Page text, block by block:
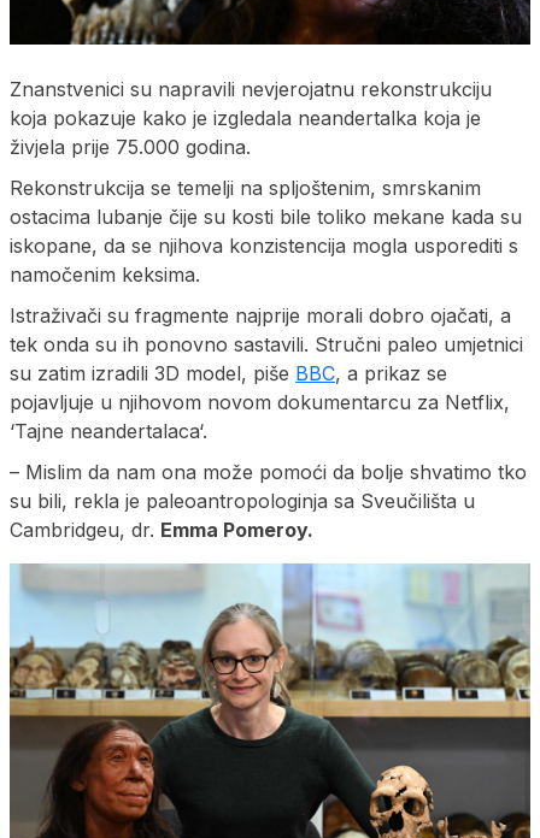
Znanstvenici su napravili nevjerojatnu rekonstrukciju
koja pokazuje kako je izgledala neandertalka koja je
živjela prije 75.000 godina.
Rekonstrukcija se temelji na spljoštenim, smrskanim
ostacima lubanje čije su kosti bile toliko mekane kada su
iskopane, da se njihova konzistencija mogla usporediti s
namočenim keksima.
Istraživači su fragmente najprije morali dobro ojačati, a
tek onda su ih ponovno sastavili. Stručni paleo umjetnici
su zatim izradili 3D model, piše BBC, a prikaz se
pojavljuje u njihovom novom dokumentarcu za Netflix,
‘Tajne neandertalaca‘.
– Mislim da nam ona može pomoći da bolje shvatimo tko
su bili, rekla je paleoantropologinja sa Sveučilišta u
Cambridgeu, dr. Emma Pomeroy.